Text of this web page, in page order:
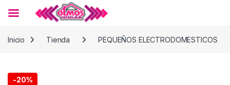
Inicio
Tienda PEQUEÑOS ELECTRODOMESTICOS
-20%